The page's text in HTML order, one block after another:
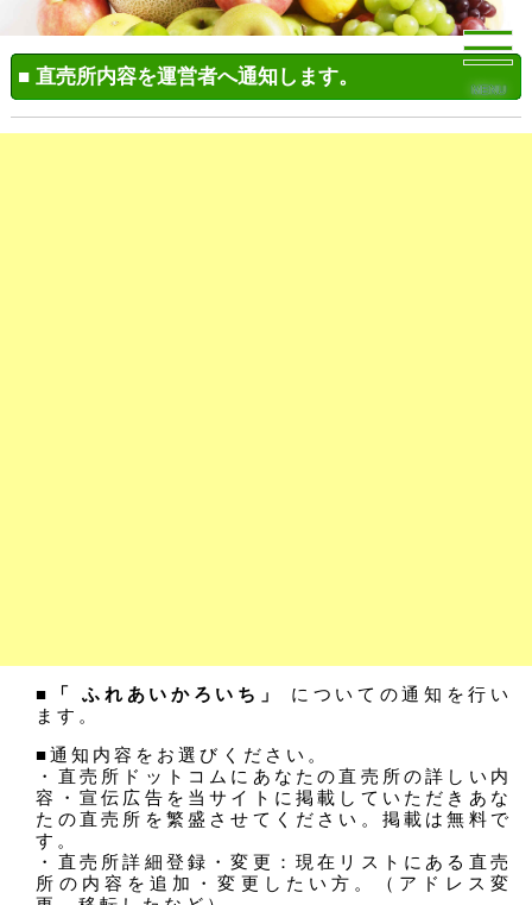
MENU
■ 直売所内容を運営者へ通知します。
■「 ふれあいかろいち」 についての通知を行い
ます。
■通知内容をお選びください。
・直売所ドットコムにあなたの直売所の詳しい内
容・宣伝広告を当サイトに掲載していただきあな
たの直売所を繁盛させてください。掲載は無料で
す。
・直売所詳細登録・変更：現在リストにある直売
所の内容を追加・変更したい方。（アドレス変